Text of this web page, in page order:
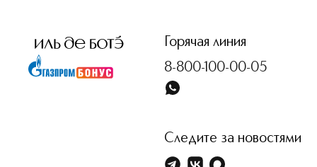
Горячая линия
8-800-100-00-05
Следите за новостями